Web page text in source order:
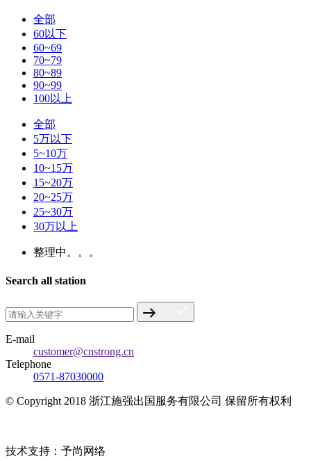
全部
60以下
60~69
70~79
80~89
90~99
100以上
全部
5万以下
5~10万
10~15万
15~20万
20~25万
25~30万
30万以上
整理中。。。
Search all station
E-mail
customer@cnstrong.cn
Telephone
0571-87030000
© Copyright 2018 浙江施强出国服务有限公司 保留所有权利
技术支持：予尚网络